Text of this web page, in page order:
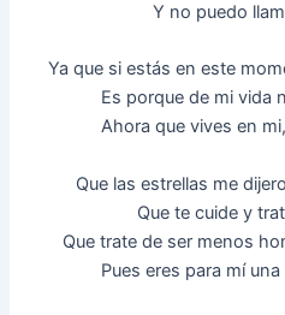
Y no puedo
Ya que si estás en este
Es porque de mi vida
Ahora que vives en
Que las estrellas me
Que te cuide y
Que trate de ser menos
Pues eres para mí